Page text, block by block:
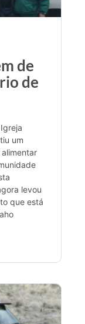
de
de
um
levou
que está